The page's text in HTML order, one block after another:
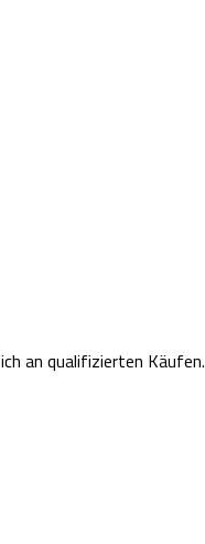
an qualifizierten Käufen.